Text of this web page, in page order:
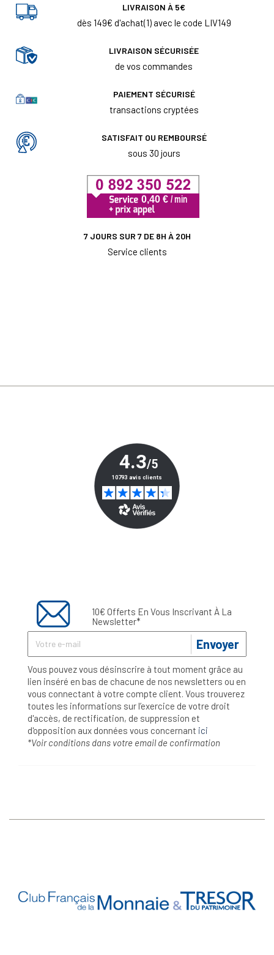
LIVRAISON À 5€
dès 149€ d'achat(1) avec le code LIV149
LIVRAISON SÉCURISÉE
de vos commandes
PAIEMENT SÉCURISÉ
transactions cryptées
SATISFAIT OU REMBOURSÉ
sous 30 jours
7 JOURS SUR 7 DE 8H À 20H
Service clients
10€ Offerts En Vous Inscrivant À La
Newsletter*
Envoyer
Vous pouvez vous désinscrire à tout moment grâce au
lien inséré en bas de chacune de nos newsletters ou en
vous connectant à votre compte client. Vous trouverez
toutes les informations sur l’exercice de votre droit
d'accès, de rectification, de suppression et
d'opposition aux données vous concernant ici
*Voir conditions dans votre email de confirmation